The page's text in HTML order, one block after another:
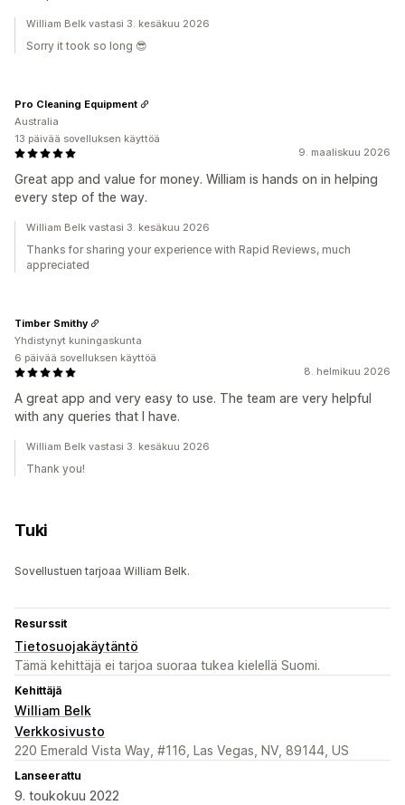
William Belk vastasi 3. kesäkuu 2026
Sorry it took so long 😎
9. maaliskuu 2026
Great app and value for money. William is hands on in helping
every step of the way.
Pro Cleaning Equipment
Australia
13 päivää sovelluksen käyttöä
William Belk vastasi 3. kesäkuu 2026
Thanks for sharing your experience with Rapid Reviews, much
appreciated
8. helmikuu 2026
A great app and very easy to use. The team are very helpful
with any queries that I have.
Timber Smithy
Yhdistynyt kuningaskunta
6 päivää sovelluksen käyttöä
William Belk vastasi 3. kesäkuu 2026
Thank you!
Tuki
Sovellustuen tarjoaa William Belk.
Resurssit
Tietosuojakäytäntö
Tämä kehittäjä ei tarjoa suoraa tukea kielellä Suomi.
Kehittäjä
William Belk
Verkkosivusto
220 Emerald Vista Way, #116, Las Vegas, NV, 89144, US
Lanseerattu
9. toukokuu 2022